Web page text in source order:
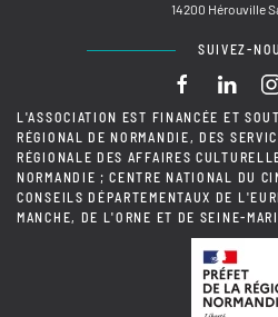
14200 Hérouville
SUIVEZ-
L'ASSOCIATION EST FINANCÉE ET
RÉGIONAL DE NORMANDIE, DES
RÉGIONALE DES AFFAIRES
NORMANDIE ; CENTRE NATIONAL DU
CONSEILS DÉPARTEMENTAUX DE
MANCHE, DE L'ORNE ET DE SEINE-